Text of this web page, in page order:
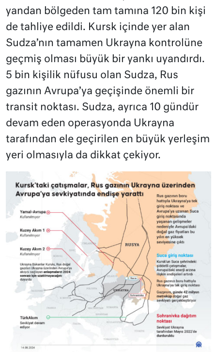
yandan bölgeden tam tamına 120 bin kişi
de tahliye edildi. Kursk içinde yer alan
Sudza’nın tamamen Ukrayna kontrolüne
geçmiş olması büyük bir yankı uyandırdı.
5 bin kişilik nüfusu olan Sudza, Rus
gazının Avrupa’ya geçişinde önemli bir
transit noktası. Sudza, ayrıca 10 gündür
devam eden operasyonda Ukrayna
tarafından ele geçirilen en büyük yerleşim
yeri olmasıyla da dikkat çekiyor.